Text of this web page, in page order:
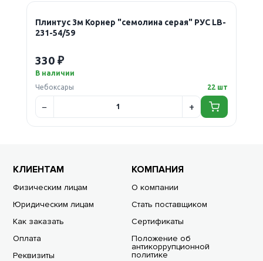
Плинтус 3м Корнер "семолина серая" РУС LB-
231-54/59
330 ₽
В наличии
Чебоксары
22 шт
КЛИЕНТАМ
Физическим лицам
Юридическим лицам
Как заказать
Оплата
Реквизиты
КОМПАНИЯ
О компании
Стать поставщиком
Сертификаты
Положение об
антикоррупционной
политике